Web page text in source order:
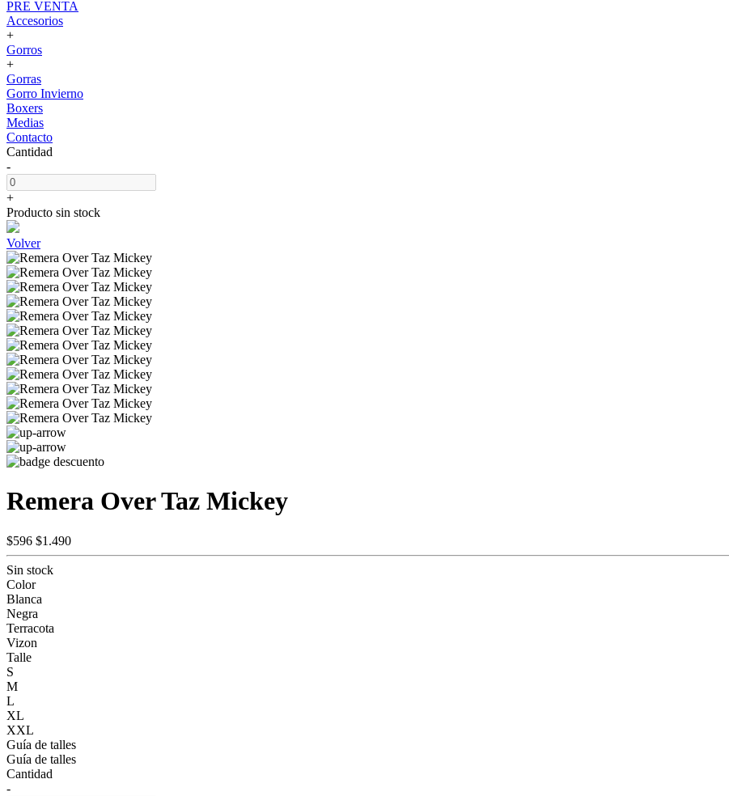
PRE VENTA
Accesorios
+
Gorros
+
Gorras
Gorro Invierno
Boxers
Medias
Contacto
Cantidad
-
+
Producto sin stock
Volver
Remera Over Taz Mickey
$596 $1.490
Sin stock
Color
Blanca
Negra
Terracota
Vizon
Talle
S
M
L
XL
XXL
Guía de talles
Guía de talles
Cantidad
-